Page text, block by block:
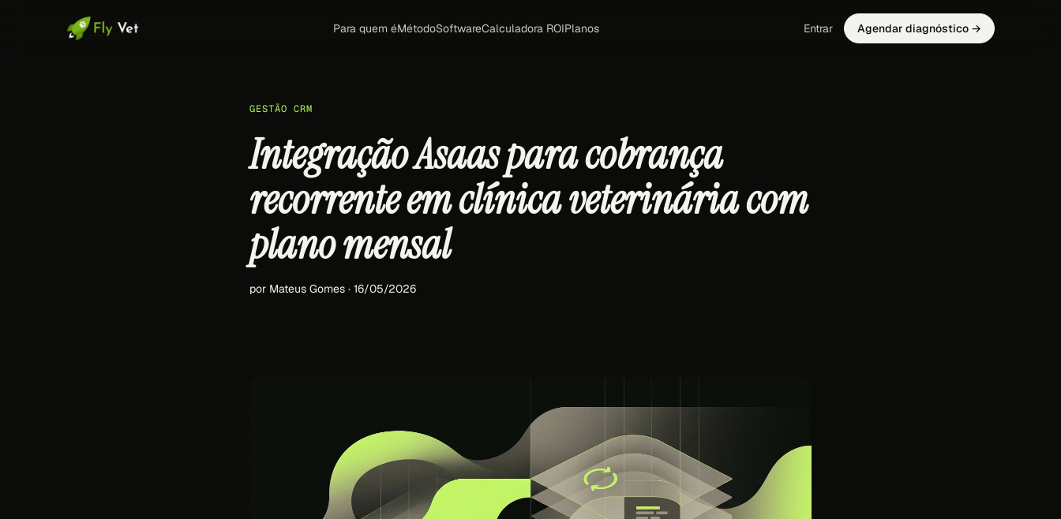
Para quem éMétodoSoftwareCalculadora ROIPlanos Entrar Agendar diagnóstico →
GESTÃO CRM
Integração Asaas para cobrança
recorrente em clínica veterinária com
plano mensal
por Mateus Gomes · 16/05/2026